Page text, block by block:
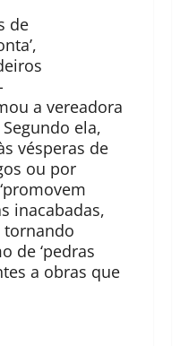
de
a vereadora
ela,
vésperas de
ou por
inacabadas,
tornando
de ‘pedras
a obras que